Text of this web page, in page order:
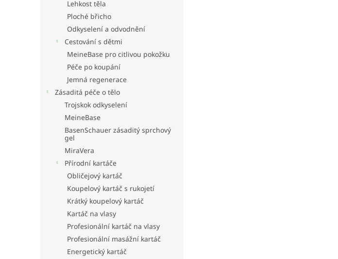
Lehkost těla
Ploché břicho
Odkyselení a odvodnění
Cestování s dětmi
MeineBase pro citlivou pokožku
Péče po koupání
Jemná regenerace
Zásaditá péče o tělo
Trojskok odkyselení
MeineBase
BasenSchauer zásaditý sprchový
gel
MiraVera
Přírodní kartáče
Obličejový kartáč
Koupelový kartáč s rukojetí
Krátký koupelový kartáč
Kartáč na vlasy
Profesionální kartáč na vlasy
Profesionální masážní kartáč
Energetický kartáč